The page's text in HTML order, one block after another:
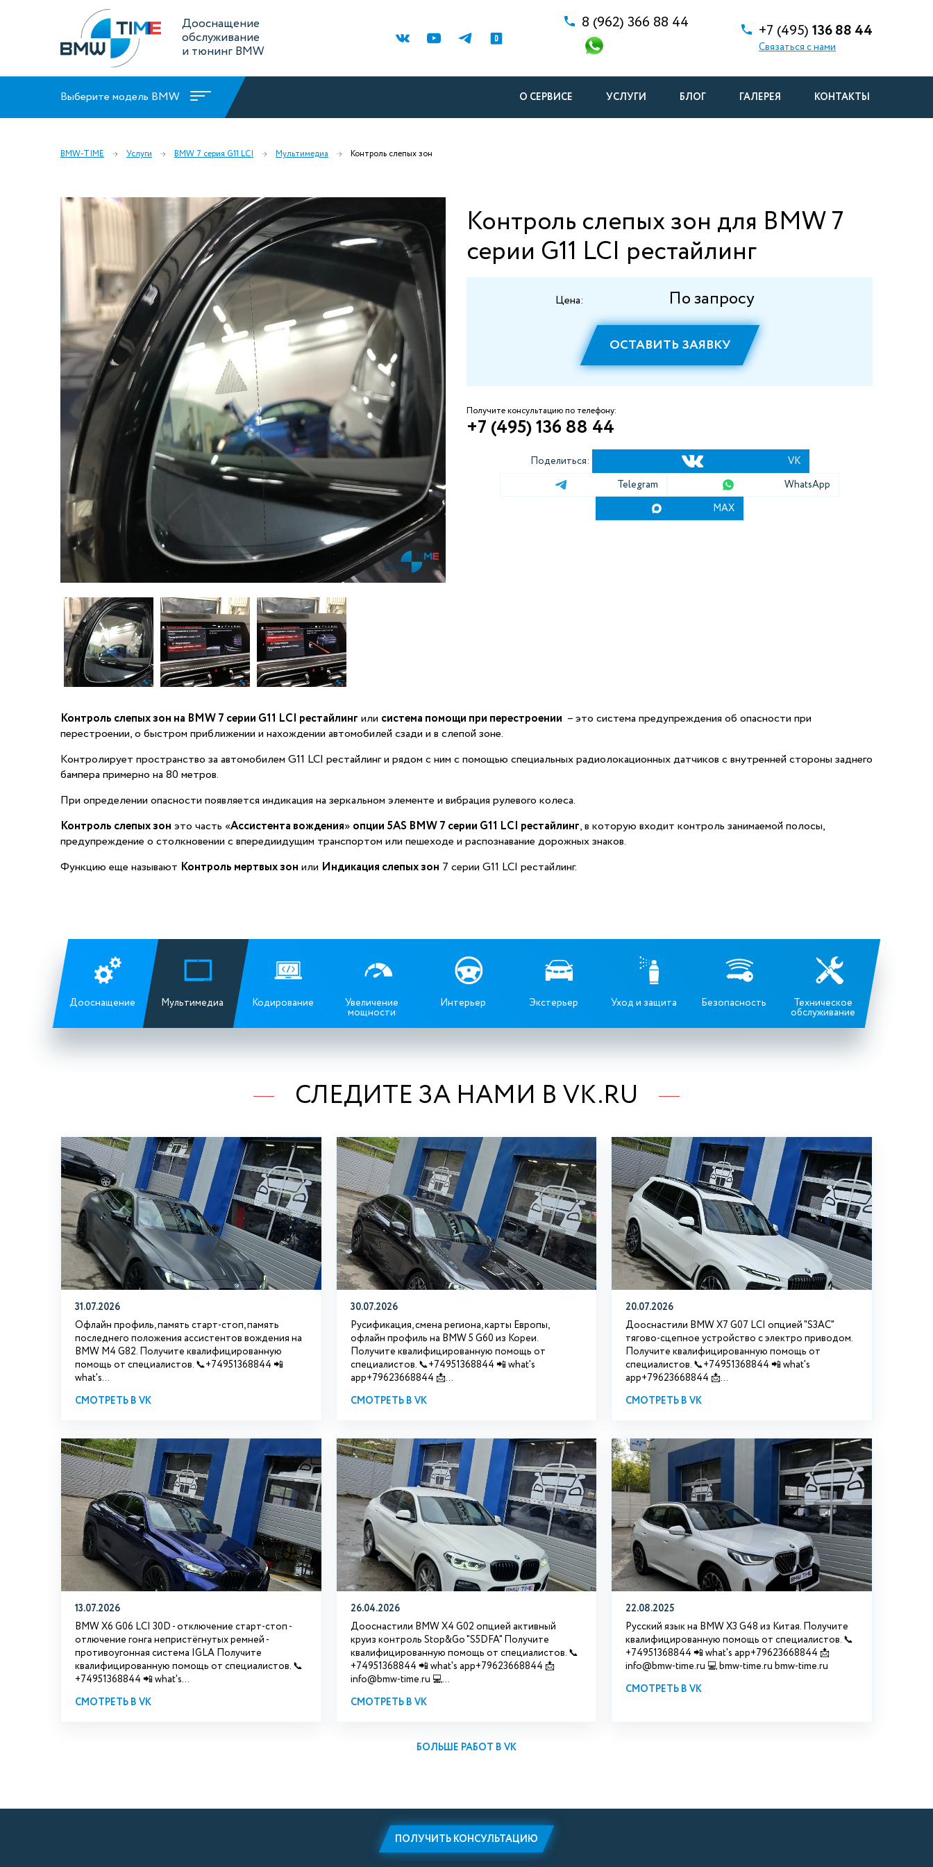
Дооснащение
обслуживание
и тюнинг BMW
8 (962) 366 88 44 +7 (495) 136 88 44
Связаться с нами
Выберите модель BMW О СЕРВИСЕ УСЛУГИ БЛОГ ГАЛЕРЕЯ КОНТАКТЫ
BMW-TIME Услуги BMW 7 серия G11 LCI Мультимедиа Контроль слепых зон
Контроль слепых зон для BMW 7
серии G11 LCI рестайлинг
Цена: По запросу
ОСТАВИТЬ ЗАЯВКУ
Получите консультацию по телефону:
+7 (495) 136 88 44
Поделиться:
VK
Telegram
WhatsApp
MAX
Контроль слепых зон на BMW 7 серии G11 LCI рестайлинг или система помощи при перестроении – это система предупреждения об опасности при
перестроении, о быстром приближении и нахождении автомобилей сзади и в слепой зоне.
Контролирует пространство за автомобилем G11 LCI рестайлинг и рядом с ним с помощью специальных радиолокационных датчиков с внутренней стороны заднего
бампера примерно на 80 метров.
При определении опасности появляется индикация на зеркальном элементе и вибрация рулевого колеса.
Контроль слепых зон это часть «Ассистента вождения» опции 5AS BMW 7 серии G11 LCI рестайлинг, в которую входит контроль занимаемой полосы,
предупреждение о столкновении с впередиидущим транспортом или пешеходе и распознавание дорожных знаков.
Функцию еще называют Контроль мертвых зон или Индикация слепых зон 7 серии G11 LCI рестайлинг.
Дооснащение Мультимедиа Кодирование Увеличение
мощности
Интерьер Экстерьер Уход и защита Безопасность Техническое
обслуживание
СЛЕДИТЕ ЗА НАМИ В VK.RU
31.07.2026
Офлайн профиль, память старт-стоп, память
последнего положения ассистентов вождения на
BMW М4 G82. Получите квалифицированную
помощь от специалистов. 📞+74951368844 📲
what's...
СМОТРЕТЬ В VK
30.07.2026
Русификация, смена региона, карты Европы,
офлайн профиль на BMW 5 G60 из Кореи.
Получите квалифицированную помощь от
специалистов. 📞+74951368844 📲 what's
app+79623668844 📩...
СМОТРЕТЬ В VK
20.07.2026
Дооснастили BMW Х7 G07 LCI опцией "S3АС"
тягово-сцепное устройство с электро приводом.
Получите квалифицированную помощь от
специалистов. 📞+74951368844 📲 what's
app+79623668844 📩...
СМОТРЕТЬ В VK
13.07.2026
BMW X6 G06 LCI 30D - отключение старт-стоп -
отлючение гонга непристёгнутых ремней -
противоугонная система IGLA Получите
квалифицированную помощь от специалистов. 📞
+74951368844 📲 what's...
СМОТРЕТЬ В VK
26.04.2026
Дооснастили BMW X4 G02 опцией активный
круиз контроль Stop&Go "S5DFA" Получите
квалифицированную помощь от специалистов. 📞
+74951368844 📲 what's app+79623668844 📩
info@bmw-time.ru 💻...
СМОТРЕТЬ В VK
22.08.2025
Русский язык на BMW X3 G48 из Китая. Получите
квалифицированную помощь от специалистов. 📞
+74951368844 📲 what's app+79623668844 📩
info@bmw-time.ru 💻 bmw-time.ru bmw-time.ru
СМОТРЕТЬ В VK
БОЛЬШЕ РАБОТ В VK
ПОЛУЧИТЬ КОНСУЛЬТАЦИЮ